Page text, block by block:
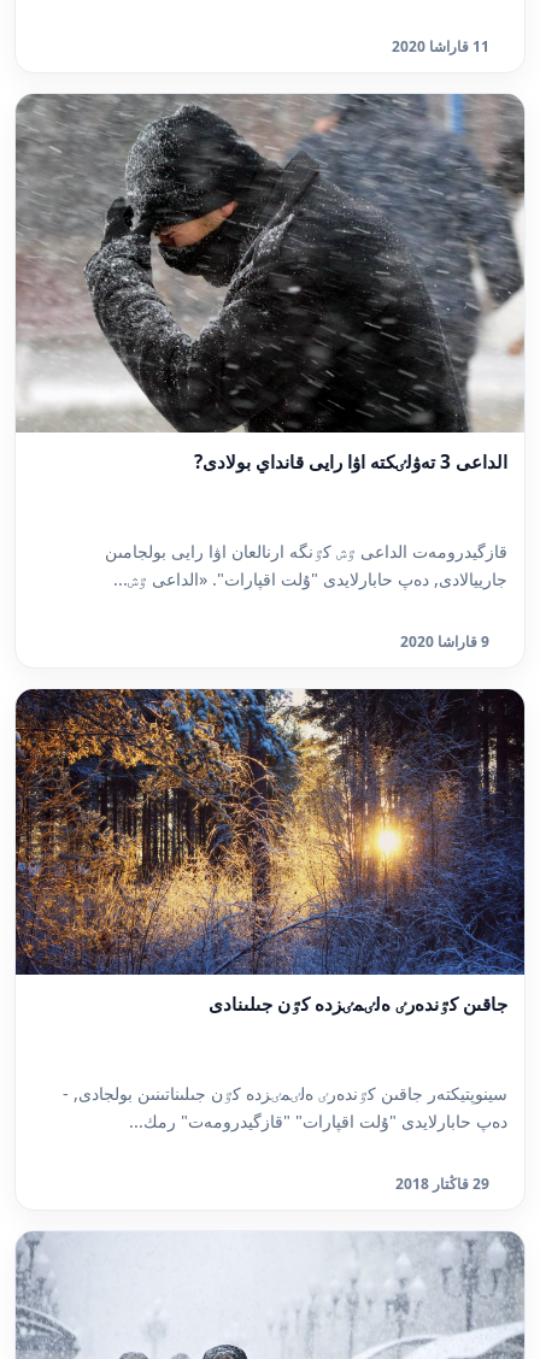
11 قاراشا 2020
الداعى 3 تەۋلٸكتە اۋا رايى قانداي بولادى?
قازگيدرومەت الداعى ٷش كٷنگە ارنالعان اۋا رايى بولجامىن
جارييالادى, دەپ حابارلايدى "ۇلت اقپارات". «الداعى ٷش...
9 قاراشا 2020
جاقىن كٷندەرٸ ەلٸمٸزدە كٷن جىلىنادى
سينوپتيكتەر جاقىن كٷندەرٸ ەلٸمٸزدە كٷن جىلىناتىنىن بولجادى, -
دەپ حابارلايدى "ۇلت اقپارات" "قازگيدرومەت" رمك...
29 قاڭتار 2018